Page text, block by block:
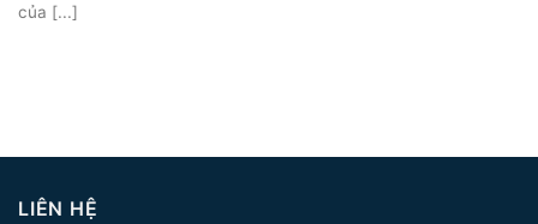
của [...]
LIÊN HỆ